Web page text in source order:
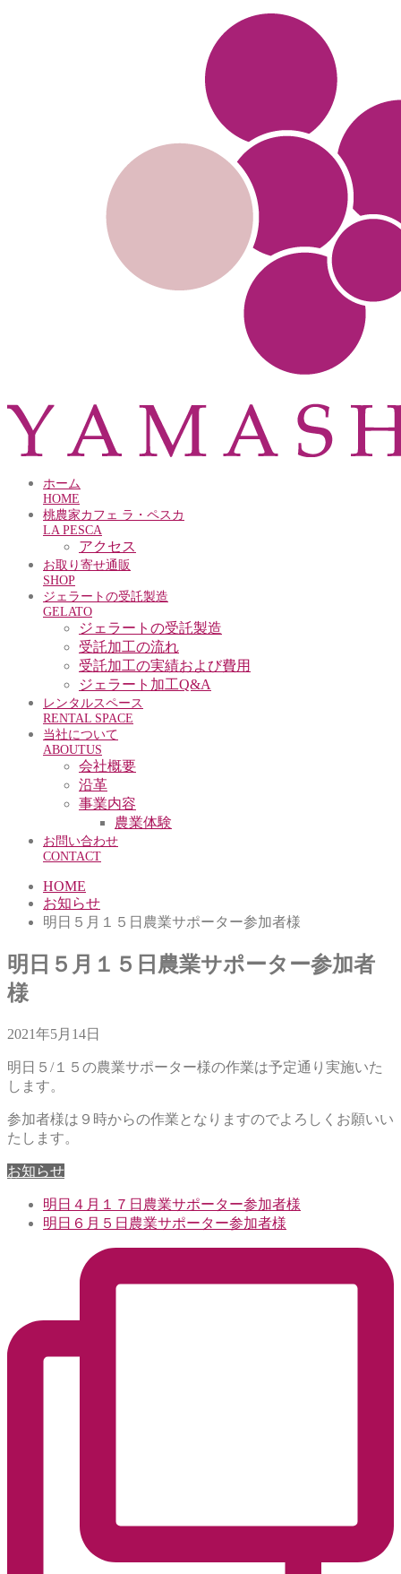
ホーム
HOME
桃農家カフェ ラ・ペスカ
LA PESCA
アクセス
お取り寄せ通販
SHOP
ジェラートの受託製造
GELATO
ジェラートの受託製造
受託加工の流れ
受託加工の実績および費用
ジェラート加工Q&A
レンタルスペース
RENTAL SPACE
当社について
ABOUTUS
会社概要
沿革
事業内容
農業体験
お問い合わせ
CONTACT
HOME
お知らせ
明日５月１５日農業サポーター参加者様
明日５月１５日農業サポーター参加者
様
2021年5月14日
明日５/１５の農業サポーター様の作業は予定通り実施いた
します。
参加者様は９時からの作業となりますのでよろしくお願いい
たします。
お知らせ
明日４月１７日農業サポーター参加者様
明日６月５日農業サポーター参加者様